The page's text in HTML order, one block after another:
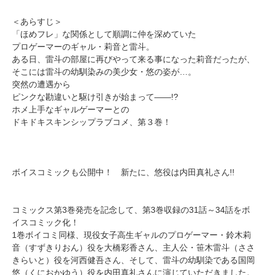
＜あらすじ＞
「ほめフレ」な関係として順調に仲を深めていた
プロゲーマーのギャル・莉音と雷斗。
ある日、雷斗の部屋に再びやって来る事になった莉音だったが、
そこには雷斗の幼馴染みの美少女・悠の姿が…。
突然の遭遇から
ピンクな勘違いと駆け引きが始まって――!?
ホメ上手なギャルゲーマーとの
ドキドキスキンシップラブコメ、第３巻！
ボイスコミックも公開中！ 新たに、悠役は内田真礼さん!!
コミックス第3巻発売を記念して、第3巻収録の31話～34話をボ
イスコミック化！
1巻ボイコミ同様、現役女子高生ギャルのプロゲーマー・鈴木莉
音（すずきりおん）役を大橋彩香さん、主人公・笹木雷斗（ささ
きらいと）役を河西健吾さん、そして、雷斗の幼馴染である国岡
悠（くにおかゆう）役を内田真礼さんに演じていただきました。